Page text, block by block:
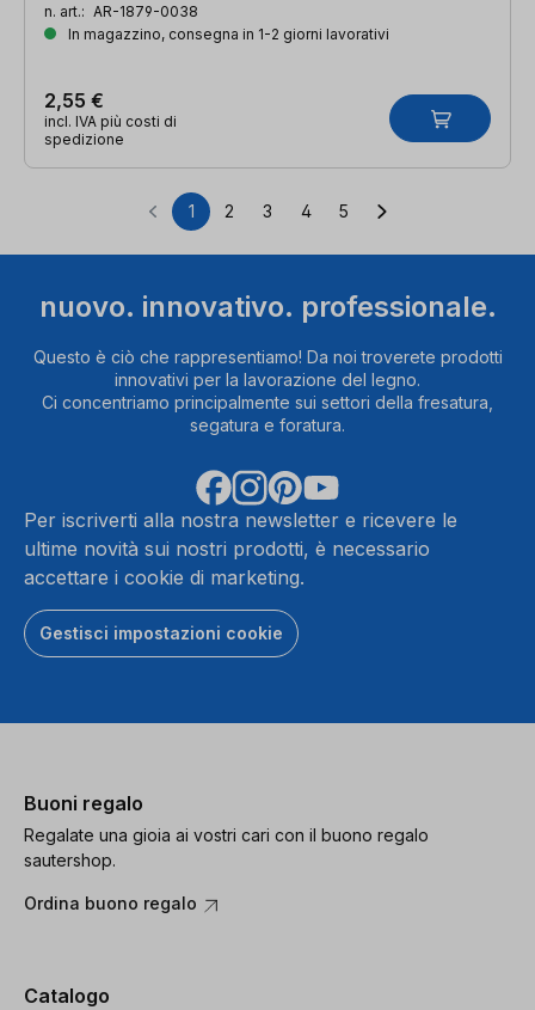
n. art.: AR-1879-0038
In magazzino, consegna in 1-2 giorni lavorativi
2,55 €
incl. IVA più costi di
spedizione
Pagina
1 Pagina
2 Pagina
3 Pagina
4 Pagina
5
nuovo. innovativo. professionale.
Questo è ciò che rappresentiamo! Da noi troverete prodotti
innovativi per la lavorazione del legno.
Ci concentriamo principalmente sui settori della fresatura,
segatura e foratura.
Per iscriverti alla nostra newsletter e ricevere le
ultime novità sui nostri prodotti, è necessario
accettare i cookie di marketing.
Gestisci impostazioni cookie
Buoni regalo
Regalate una gioia ai vostri cari con il buono regalo
sautershop.
Ordina buono regalo
Catalogo